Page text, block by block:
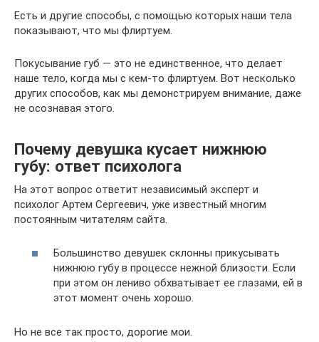
Есть и другие способы, с помощью которых наши тела
показывают, что мы флиртуем.
Покусывание губ — это не единственное, что делает
наше тело, когда мы с кем-то флиртуем. Вот несколько
других способов, как мы демонстрируем внимание, даже
не осознавая этого.
Почему девушка кусает нижнюю
губу: ответ психолога
На этот вопрос ответит независимый эксперт и
психолог Артем Сергеевич, уже известный многим
постоянным читателям сайта.
Большинство девушек склонны прикусывать
нижнюю губу в процессе нежной близости. Если
при этом он лениво обхватывает ее глазами, ей в
этот момент очень хорошо.
Но не все так просто, дорогие мои.